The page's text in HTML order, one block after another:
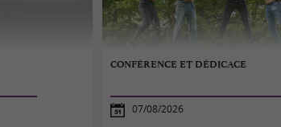
CONFÉRENCE ET DÉDICACE
07/08/2026